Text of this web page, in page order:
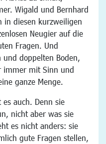
Wigald und Bernhard
in diesen kurzweiligen
Neugier auf die
Fragen. Und
und doppelten Boden,
immer mit Sinn und
ganze Menge.
auch. Denn sie
nicht aber was sie
es nicht anders: sie
gute Fragen stellen,